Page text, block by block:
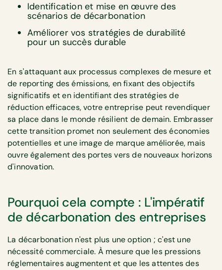
Identification et mise en œuvre des
scénarios de décarbonation
Améliorer vos stratégies de durabilité
pour un succès durable
En s'attaquant aux processus complexes de mesure et
de reporting des émissions, en fixant des objectifs
significatifs et en identifiant des stratégies de
réduction efficaces, votre entreprise peut revendiquer
sa place dans le monde résilient de demain. Embrasser
cette transition promet non seulement des économies
potentielles et une image de marque améliorée, mais
ouvre également des portes vers de nouveaux horizons
d'innovation.
Pourquoi cela compte : L'impératif
de décarbonation des entreprises
La décarbonation n'est plus une option ; c'est une
nécessité commerciale. À mesure que les pressions
réglementaires augmentent et que les attentes des